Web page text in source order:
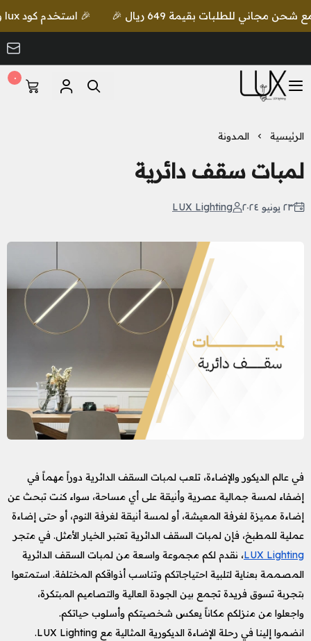
🎉 استخدم كود lux واحصل على خصم إضافي مع شحن مجاني للطلبات بقيمة 649 ريال 🎉
LUX Lighting
٠
الرئيسية المدونة
لمبات سقف دائرية
٢٣ يونيو ٢٠٢٤ LUX Lighting
في عالم الديكور والإضاءة، تلعب لمبات السقف الدائرية دوراً مهماً في
إضفاء لمسة جمالية عصرية وأنيقة على أي مساحة، سواء كنت تبحث عن
إضاءة مميزة لغرفة المعيشة، أو لمسة أنيقة لغرفة النوم، أو حتى إضاءة
عملية للمطبخ، فإن لمبات السقف الدائرية تعتبر الخيار الأمثل. في متجر
LUX Lighting، نقدم لكم مجموعة واسعة من لمبات السقف الدائرية
المصممة بعناية لتلبية احتياجاتكم وتناسب أذواقكم المختلفة. استمتعوا
بتجربة تسوق فريدة تجمع بين الجودة العالية والتصاميم المبتكرة،
واجعلوا من منزلكم مكاناً يعكس شخصيتكم وأسلوب حياتكم.
انضموا إلينا في رحلة الإضاءة الديكورية المثالية مع LUX Lighting.